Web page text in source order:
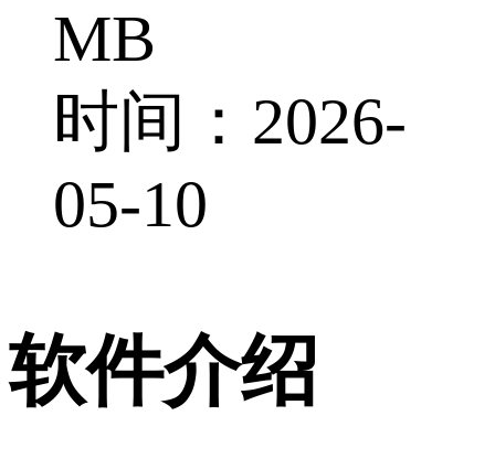
MB
时间：2026-
05-10
软件介绍